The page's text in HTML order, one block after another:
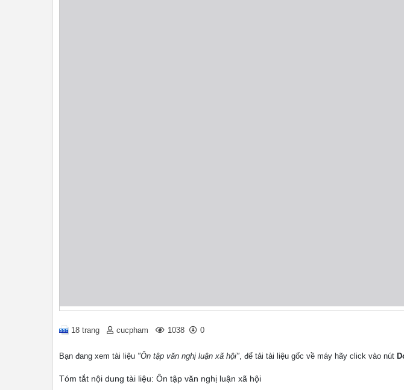
18 trang cucpham 1038 0
Bạn đang xem tài liệu "Ôn tập văn nghị luận xã hội", để tải tài liệu gốc về máy hãy click vào nút
Tóm tắt nội dung tài liệu: Ôn tập văn nghị luận xã hội